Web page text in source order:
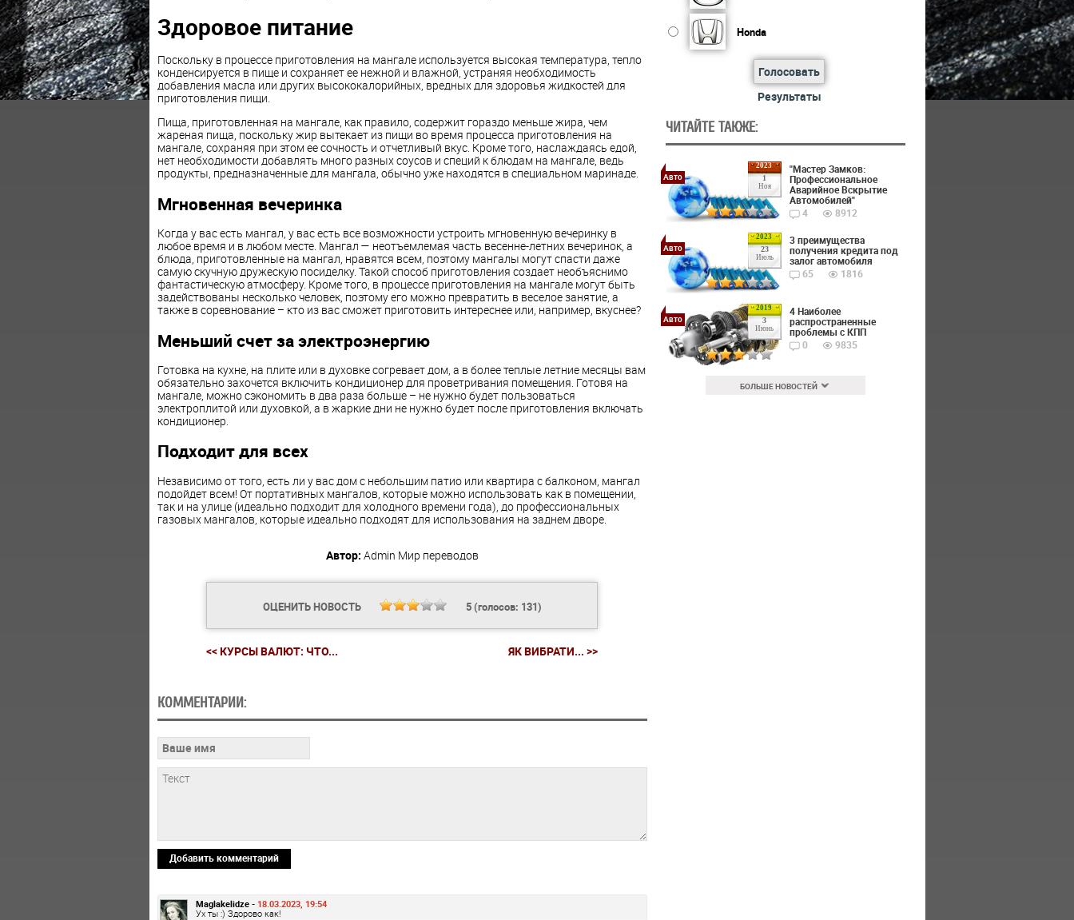
Здоровое питание
Поскольку в процессе приготовления на мангале используется высокая температура, тепло
конденсируется в пище и сохраняет ее нежной и влажной, устраняя необходимость
добавления масла или других высококалорийных, вредных для здоровья жидкостей для
приготовления пищи.
Пища, приготовленная на мангале, как правило, содержит гораздо меньше жира, чем
жареная пища, поскольку жир вытекает из пищи во время процесса приготовления на
мангале, сохраняя при этом ее сочность и отчетливый вкус. Кроме того, наслаждаясь едой,
нет необходимости добавлять много разных соусов и специй к блюдам на мангале, ведь
продукты, предназначенные для мангала, обычно уже находятся в специальном маринаде.
Мгновенная вечеринка
Когда у вас есть мангал, у вас есть все возможности устроить мгновенную вечеринку в
любое время и в любом месте. Мангал — неотъемлемая часть весенне-летних вечеринок, а
блюда, приготовленные на мангал, нравятся всем, поэтому мангалы могут спасти даже
самую скучную дружескую посиделку. Такой способ приготовления создает необъяснимо
фантастическую атмосферу. Кроме того, в процессе приготовления на мангале могут быть
задействованы несколько человек, поэтому его можно превратить в веселое занятие, а
также в соревнование – кто из вас сможет приготовить интереснее или, например, вкуснее?
Меньший счет за электроэнергию
Готовка на кухне, на плите или в духовке согревает дом, а в более теплые летние месяцы вам
обязательно захочется включить кондиционер для проветривания помещения. Готовя на
мангале, можно сэкономить в два раза больше – не нужно будет пользоваться
электроплитой или духовкой, а в жаркие дни не нужно будет после приготовления включать
кондиционер.
Подходит для всех
Независимо от того, есть ли у вас дом с небольшим патио или квартира с балконом, мангал
подойдет всем! От портативных мангалов, которые можно использовать как в помещении,
так и на улице (идеально подходит для холодного времени года), до профессиональных
газовых мангалов, которые идеально подходят для использования на заднем дворе.
Автор: Admin Мир переводов
ОЦЕНИТЬ НОВОСТЬ 5(голосов: 131)
<< КУРСЫ ВАЛЮТ: ЧТО... ЯК ВИБРАТИ... >>
КОММЕНТАРИИ:
Добавить комментарий
Maglakelidze - 18.03.2023, 19:54
Ух ты :) Здорово как!
Honda
Голосовать
Результаты
ЧИТАЙТЕ ТАКЖЕ:
2023
1
Ноя
Авто
"Мастер Замков:
Профессиональное
Аварийное Вскрытие
Автомобилей"
4
8912
2023
23
Июль
Авто
3 преимущества
получения кредита под
залог автомобиля
65
1816
2019
3
Июнь
Авто
4 Наиболее
распространенные
проблемы с КПП
0
9835
БОЛЬШЕ НОВОСТЕЙ